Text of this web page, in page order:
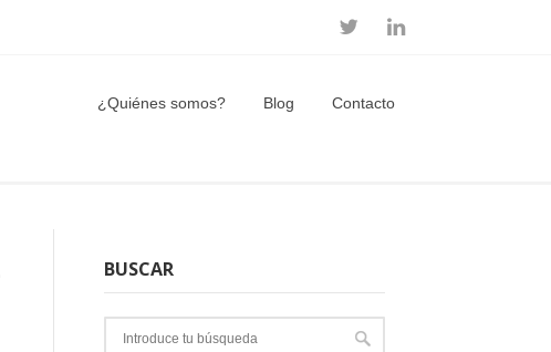
¿Quiénes somos? Blog Contacto
BUSCAR